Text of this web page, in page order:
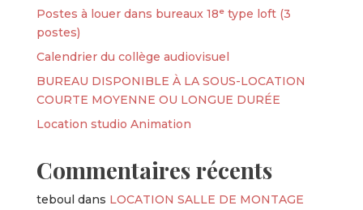
Postes à louer dans bureaux 18ᵉ type loft (3
postes)
Calendrier du collège audiovisuel
BUREAU DISPONIBLE À LA SOUS-LOCATION
COURTE MOYENNE OU LONGUE DURÉE
Location studio Animation
Commentaires récents
teboul dans LOCATION SALLE DE MONTAGE